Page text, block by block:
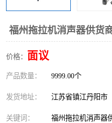
福州拖拉机消声器供货
价格： 面议
产品数量： 9999.00个
发货地址： 江苏省镇江丹阳市
关键词： 福州拖拉机消声器